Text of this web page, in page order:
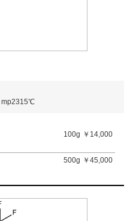
mp2315℃
100g ￥14,000
500g ￥45,000